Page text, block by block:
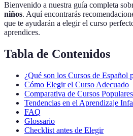
Bienvenido a nuestra guía completa
niños. Aquí encontrarás
que te ayudarán a elegir el curso
aprendices.
Tabla de Contenidos
¿Qué son los Cursos de Español
Cómo Elegir el Curso Adecuado
Comparativa de Cursos Populares
Tendencias en el Aprendizaje
FAQ
Glossario
Checklist antes de Elegir